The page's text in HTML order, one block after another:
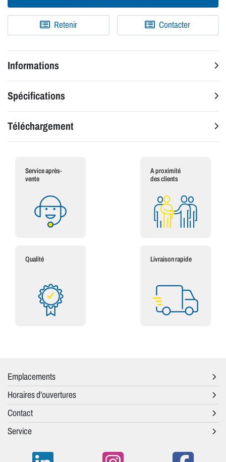
Retenir Contacter
Informations
Spécifications
Téléchargement
Service après-
vente
A proximité
des clients
Qualité Livraison rapide
Emplacements
Horaires d'ouvertures
Contact
Service